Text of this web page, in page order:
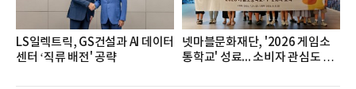
LS일렉트릭, GS건설과 AI 데이터
센터 ‘직류 배전' 공략
넷마블문화재단, '2026 게임소
통학교' 성료... 소비자 관심도 증